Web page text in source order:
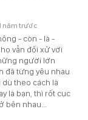
- còn - là -
vẫn đối xử với
người lớn
đã từng yêu nhau
dù theo cách là
là bạn, thì rốt cục
bên nhau...
năm trước